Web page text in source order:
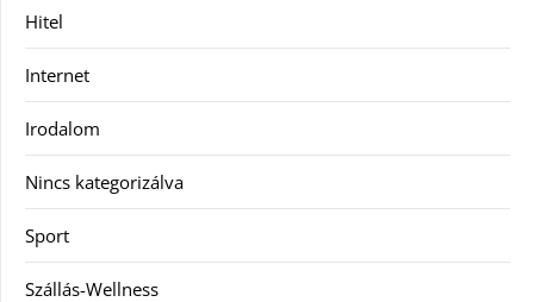
Hitel
Internet
Irodalom
Nincs kategorizálva
Sport
Szállás-Wellness